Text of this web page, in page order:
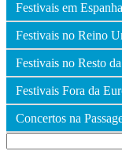
Festivais em Espanha
Festivais no Reino
Festivais no Resto
Festivais Fora da
Concertos na